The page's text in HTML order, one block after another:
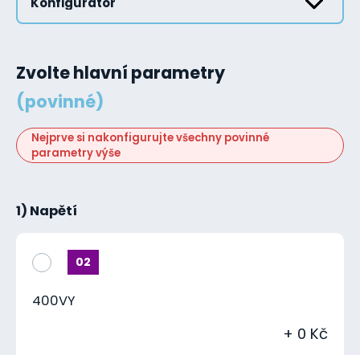
Zvolte hlavní parametry
(povinné)
Nejprve si nakonfigurujte všechny povinné
parametry výše
1) Napětí
02
400VY
+ 0 Kč